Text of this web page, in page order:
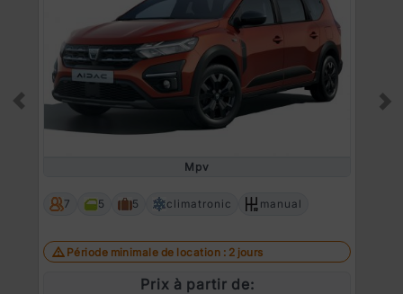
Mpv
7 5 5 climatronic manual
Période minimale de location : 2 jours
Prix à partir de:
Prev